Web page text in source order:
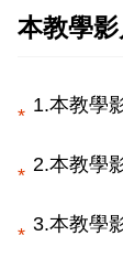
本教學
1.本教學
2.本教學
3.本教學